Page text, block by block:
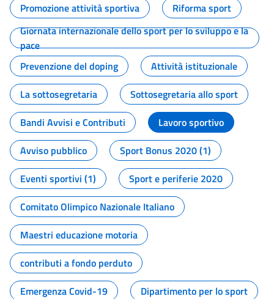
Promozione attività sportiva
Riforma sport
Giornata internazionale dello sport per lo sviluppo e la
pace
Prevenzione del doping
Attività istituzionale
La sottosegretaria
Sottosegretaria allo sport
Bandi Avvisi e Contributi
Lavoro sportivo
Avviso pubblico
Sport Bonus 2020 (1)
Eventi sportivi (1)
Sport e periferie 2020
Comitato Olimpico Nazionale Italiano
Maestri educazione motoria
contributi a fondo perduto
Emergenza Covid-19
Dipartimento per lo sport